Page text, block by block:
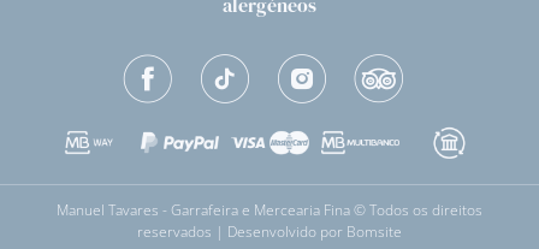
Manuel Tavares - Garrafeira e Mercearia Fina © Todos os direitos
reservados | Desenvolvido por Bomsite